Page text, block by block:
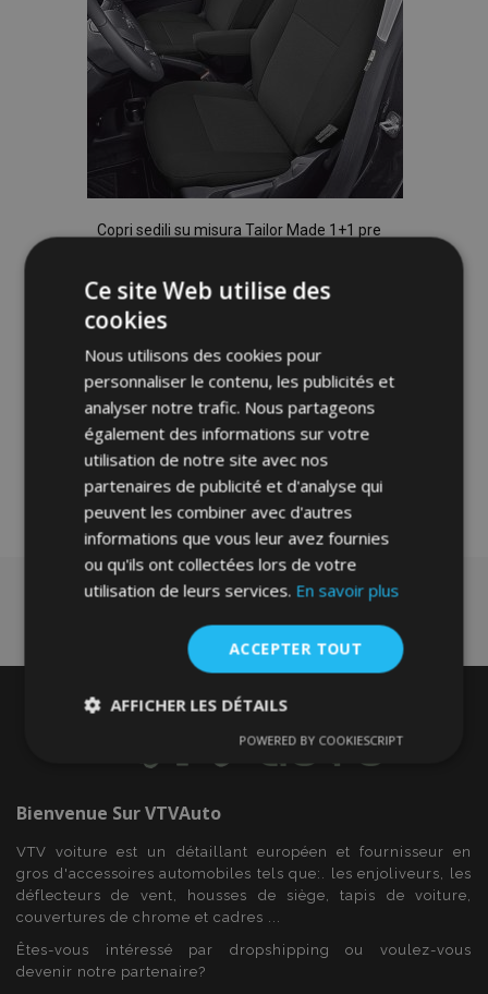
Copri sedili su misura Tailor Made 1+1 pre
97,00 €
Ajouter
à la
liste
d'achats
Bienvenue SurVTVAuto
VTV voiture est un détaillant européen et fournisseur en
gros d'accessoires automobiles tels que:. les enjoliveurs, les
déflecteurs de vent, housses de siège, tapis de voiture,
couvertures de chrome et cadres ...
Êtes-vous intéressé par dropshipping ou voulez-vous
devenir notre partenaire?
Ce site Web utilise des
cookies
Nous utilisons des cookies pour
personnaliser le contenu, les publicités et
analyser notre trafic. Nous partageons
également des informations sur votre
utilisation de notre site avec nos
partenaires de publicité et d'analyse qui
peuvent les combiner avec d'autres
informations que vous leur avez fournies
ou qu'ils ont collectées lors de votre
utilisation de leurs services. En savoir plus
ACCEPTER TOUT
AFFICHER LES DÉTAILS
nécessaires
Performance Ciblage
Fonctionnalité
POWERED BY COOKIESCRIPT